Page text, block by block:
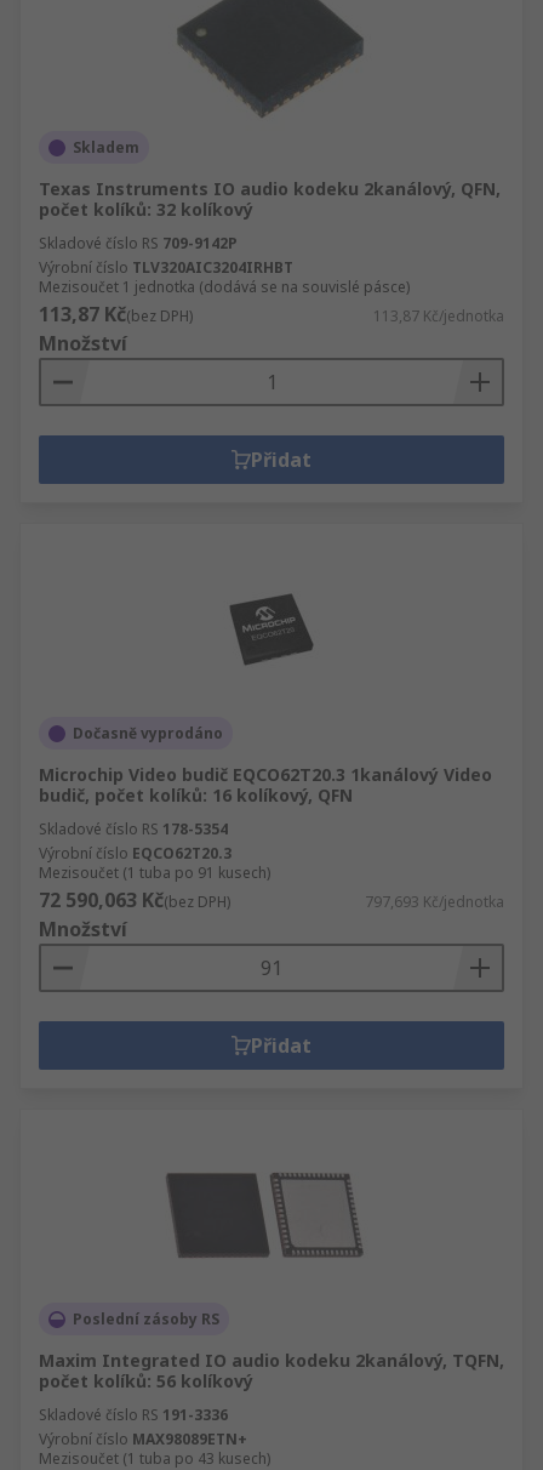
Skladem
Texas Instruments IO audio kodeku 2kanálový, QFN,
počet kolíků: 32 kolíkový
Skladové číslo RS 709-9142P
Výrobní číslo TLV320AIC3204IRHBT
Mezisoučet 1 jednotka (dodává se na souvislé pásce)
113,87 Kč(bez DPH) 113,87 Kč/jednotka
Množství
Přidat
Dočasně vyprodáno
Microchip Video budič EQCO62T20.3 1kanálový Video
budič, počet kolíků: 16 kolíkový, QFN
Skladové číslo RS 178-5354
Výrobní číslo EQCO62T20.3
Mezisoučet (1 tuba po 91 kusech)
72 590,063 Kč(bez DPH) 797,693 Kč/jednotka
Množství
Přidat
Poslední zásoby RS
Maxim Integrated IO audio kodeku 2kanálový, TQFN,
počet kolíků: 56 kolíkový
Skladové číslo RS 191-3336
Výrobní číslo MAX98089ETN+
Mezisoučet (1 tuba po 43 kusech)